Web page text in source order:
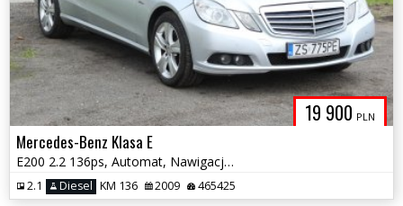
19 900 PLN
Mercedes-Benz Klasa E
E200 2.2 136ps, Automat, Nawigacja, Skóry
2.1 Diesel KM 136 2009 465425